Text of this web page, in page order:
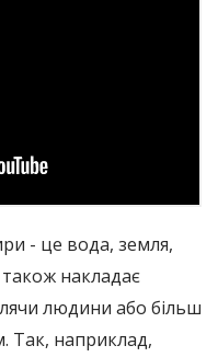
- це вода, земля,
накладає
людини або більш
Так, наприклад,